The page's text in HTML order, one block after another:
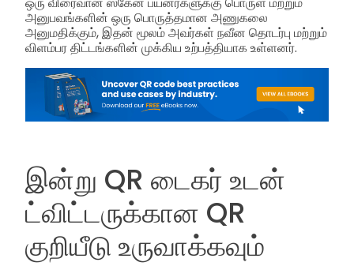
அனுபவங்களின் ஒரு பொருத்தமான அணுகலை
அனுமதிக்கும், இதன் மூலம் அவர்கள் நவீன தொடர்பு மற்றும்
விளம்பர திட்டங்களின் முக்கிய உற்பத்தியாக உள்ளனர்.
இன்று QR டைகர் உடன்
ட்விட்டருக்கான QR
குறியீடு உருவாக்கவும்